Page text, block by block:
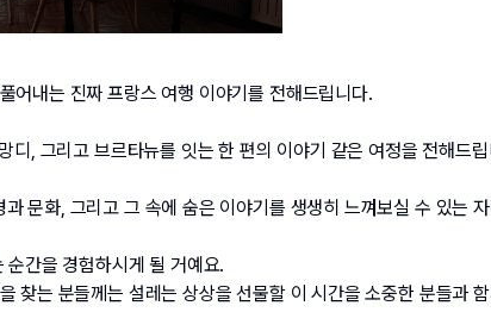
어내는 진짜 프랑스 여행 이야기를 전해드립니다.
, 그리고 브르타뉴를 잇는 한 편의 이야기 같은 여정을 전해드
문화, 그리고 그 속에 숨은 이야기를 생생히 느껴보실 수 있는
간을 경험하시게 될 거예요.
찾는 분들께는 설레는 상상을 선물할 이 시간을 소중한 분들과